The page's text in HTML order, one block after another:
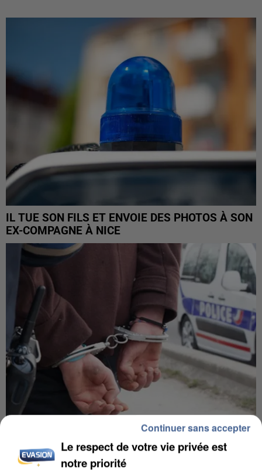
IL TUE SON FILS ET ENVOIE DES PHOTOS À SON
EX-COMPAGNE À NICE
L’UN DES FONDATEURS SUPPOSÉS DE LA DZ
MAFIA INTERPELLÉ EN ALGÉRIE
Le respect de votre vie privée est
notre priorité
Continuer sans accepter